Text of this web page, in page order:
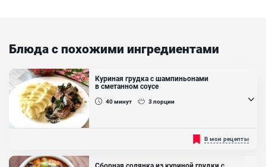
Блюда с похожими ингредиентами
Куриная грудка с шампиньонами
в сметанном соусе
40минут 3порции
Куриная грудка в сметанном соусе - очень сытное и вкусное
блюдо, которое можно подать с любым гарниром на ваш вкус.
Все ингредиенты доступны и отлично сочетаются друг с другом.
Готовка не отнимет у вас много времени, поэтому это блюдо
В мои рецепты